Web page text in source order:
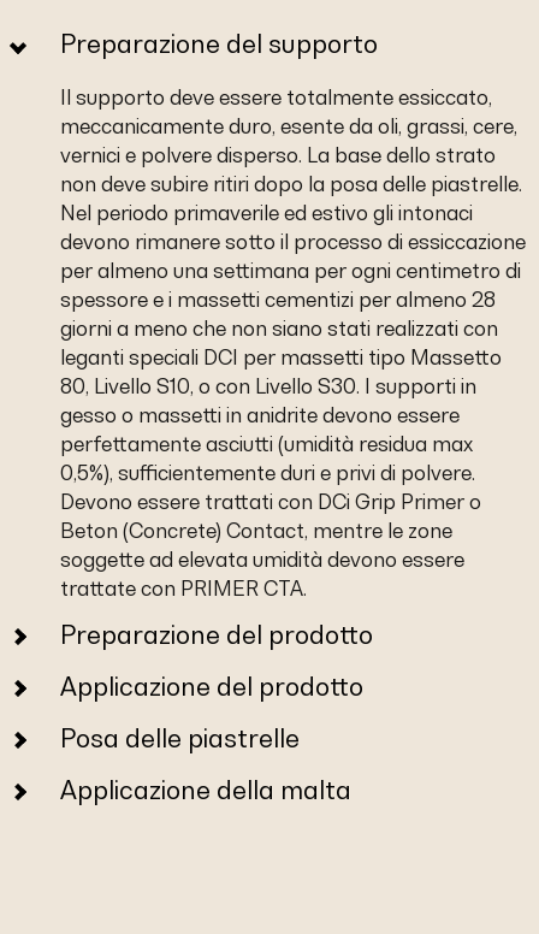
Preparazione del supporto
Il supporto deve essere totalmente essiccato,
meccanicamente duro, esente da oli, grassi, cere,
vernici e polvere disperso. La base dello strato
non deve subire ritiri dopo la posa delle piastrelle.
Nel periodo primaverile ed estivo gli intonaci
devono rimanere sotto il processo di essiccazione
per almeno una settimana per ogni centimetro di
spessore e i massetti cementizi per almeno 28
giorni a meno che non siano stati realizzati con
leganti speciali DCI per massetti tipo Massetto
80, Livello S10, o con Livello S30. I supporti in
gesso o massetti in anidrite devono essere
perfettamente asciutti (umidità residua max
0,5%), sufficientemente duri e privi di polvere.
Devono essere trattati con DCi Grip Primer o
Beton (Concrete) Contact, mentre le zone
soggette ad elevata umidità devono essere
trattate con PRIMER CTA.
Preparazione del prodotto
Applicazione del prodotto
Posa delle piastrelle
Applicazione della malta